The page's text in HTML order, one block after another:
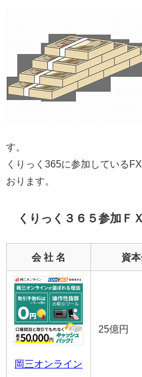
す。
くりっく365に参加している
おります。
くりっく３６５参加
会 社 名 資
岡三オンライン
25億円